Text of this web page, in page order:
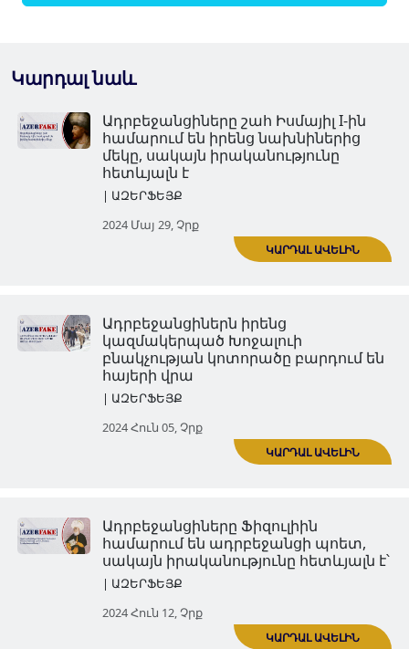
Կարդալ նաև
Ադրբեջանցիները շահ
հետևյալն է
| ԱԶԵՐՖԵՅՔ
2024 Մայ 29, Չրք